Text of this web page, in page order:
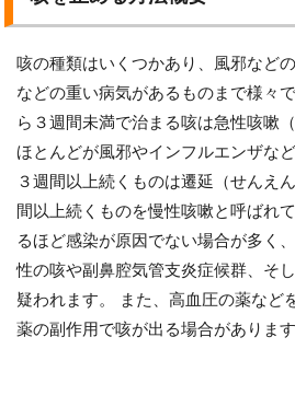
咳の種類はいくつかあり、風邪など
などの重い病気があるものまで様々
ら３週間未満で治まる咳は急性咳嗽
ほとんどが風邪やインフルエンザな
３週間以上続くものは遷延（せんえ
間以上続くものを慢性咳嗽と呼ばれ
るほど感染が原因でない場合が多く
性の咳や副鼻腔気管支炎症候群、そ
疑われます。 また、高血圧の薬など
薬の副作用で咳が出る場合があります